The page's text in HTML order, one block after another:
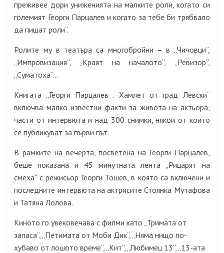
преживее дори униженията на малките роли, когато си
големият Георги Парцалев и когато за тебе би трябвало
да пишат роли“.
Ролите му в театъра са многобройни – в „Чичовци“,
„Импровизация“, „Краят на началото“, „Ревизор“,
„Суматоха“…
Книгата „Георги Парцалев . Хамлет от град Левски“
включва малко известни факти за живота на актьора,
части от интервюта и над 300 снимки, някои от които
се публикуват за първи път.
В рамките на вечерта, посветена на Георги Парцалев,
беше показана и 45 минутната лента „Рицарят на
смеха“ с режисьор Георги Тошев, в която са включени и
последните интервюта на актрисите Стоянка Мутафова
и Татяна Лолова.
Киното го увековечава с филми като „Тримата от
запаса“, „Петимата от Моби Дик“, „Няма нищо по-
хубаво от лошото време“, „Кит“, „Любимец 13“, „13-ата